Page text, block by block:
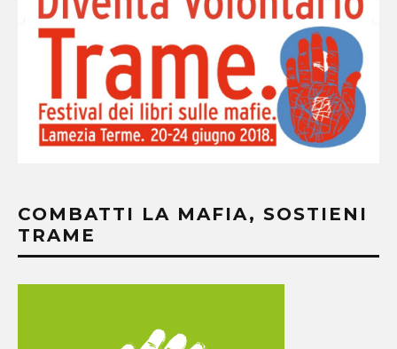
COMBATTI LA MAFIA, SOSTIENI
TRAME